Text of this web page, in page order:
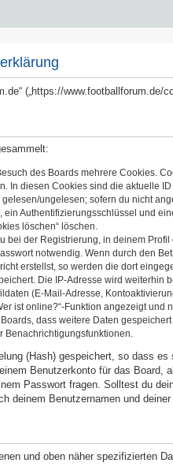
(„https://
des Boards mehrere Cookies.
In diesen Cookies sind die aktuelle
ungelesen; sofern du nicht
Authentifizierungsschlüssel und
löschen“ löschen.
bei der Registrierung, in deinem
notwendig. Wenn durch den
erstellst, so werden die dort
Die IP-Adresse wird
(E-Mail-Adresse,
ist online?“-Funktion angezeigt und
dass weitere Daten
Benachrichtigungsfunktionen.
(Hash) gespeichert, so dass
Benutzerkonto für das
Passwort fragen. Solltest du
deinem Benutzernamen und
und oben näher spezifizierten